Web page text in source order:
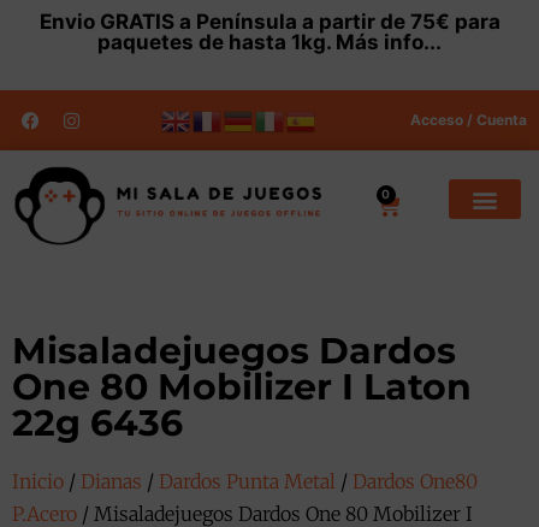
Envio GRATISa Península a partir de 75€ para
paquetes de hasta 1kg. Más info...
Acceso / Cuenta
0
Misaladejuegos Dardos
One 80 Mobilizer I Laton
22g 6436
Inicio / Dianas / Dardos Punta Metal / Dardos One80
P.Acero / Misaladejuegos Dardos One 80 Mobilizer I